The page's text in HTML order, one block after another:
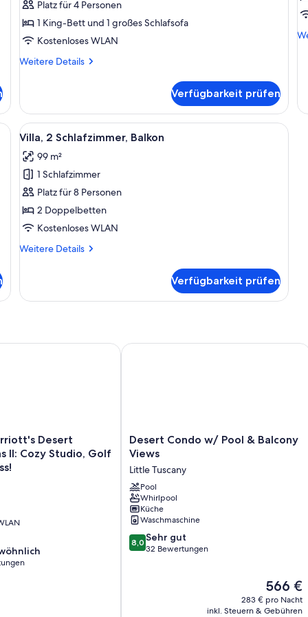
und
Schlafsofa
anzeigen
Platz für 4 Personen
1 King-Bett und 1 großes Schlafsofa
Kostenloses WLAN
Weitere Details
Weitere
1 King-
Bett
und
Verfügbarkeit prüfen
einer Couch, einem Hocker, Sesseln, einem Glastisch und einem
Alle
Fotos
für
Villa,
2 Schlafzimmer,
Balkon
anzeigen
Ein modernes Wohnzimmer mit
9
Villa, 2 Schlafzimmer, Balkon
99 m²
1 Schlafzimmer
Platz für 8 Personen
2 Doppelbetten
Kostenloses WLAN
Weitere Details
Weitere
2 Schlafzimmer,
Verfügbarkeit prüfen
Free Parking
Desert
II: Cozy Studio, Golf
Desert Springs Villas II: Cozy Studio, Golf & Resort Bliss!
Desert
Condo
Pool
&
Balcony
Views
Little
Tuscany
Desert Condo w/ Pool & Balcony
Views
Little Tuscany
Pool
Whirlpool
Küche
Waschmaschine
8.0
von
8,0 Sehr gut
32 Bewertungen
Der
Preis
beträgt
566 €
283 € pro Nacht
inkl. Steuern & Gebühren
Desert Condo w/ Pool & Balcony